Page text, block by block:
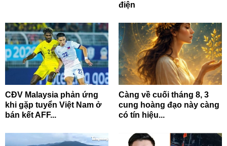
điện
CĐV Malaysia phản ứng
khi gặp tuyển Việt Nam ở
bán kết AFF...
Càng về cuối tháng 8, 3
cung hoàng đạo này càng
có tín hiệu...